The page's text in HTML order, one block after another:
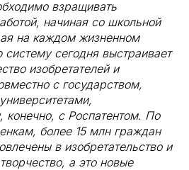
взращивать
начиная со школьной
на каждом жизненном
сегодня выстраивает
изобретателей и
с государством,
с Роспатентом. По
более 15 млн граждан
в изобретательство и
а это новые